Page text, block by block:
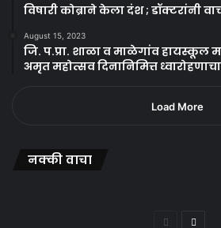
विषारी कोब्राने केला दंश ; डॉक्टरांनी
August 15, 2023
जि. प.प्रा. शाळा व माळेगांव हायस्कूल
अमृत महोत्सव दिनानिमित्त
Load More
नक्की वाचा
PreviousNext